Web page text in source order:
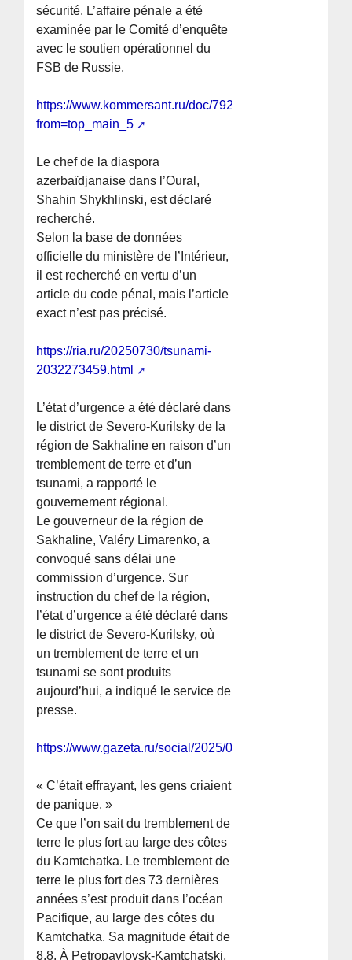
sécurité. L’affaire pénale a été
examinée par le Comité d’enquête
avec le soutien opérationnel du
FSB de Russie.
https://www.kommersant.ru/doc/7925019?
from=top_main_5
Le chef de la diaspora
azerbaïdjanaise dans l’Oural,
Shahin Shykhlinski, est déclaré
recherché.
Selon la base de données
officielle du ministère de l’Intérieur,
il est recherché en vertu d’un
article du code pénal, mais l’article
exact n’est pas précisé.
https://ria.ru/20250730/tsunami-
2032273459.html
L’état d’urgence a été déclaré dans
le district de Severo-Kurilsky de la
région de Sakhaline en raison d’un
tremblement de terre et d’un
tsunami, a rapporté le
gouvernement régional.
Le gouverneur de la région de
Sakhaline, Valéry Limarenko, a
convoqué sans délai une
commission d’urgence. Sur
instruction du chef de la région,
l’état d’urgence a été déclaré dans
le district de Severo-Kurilsky, où
un tremblement de terre et un
tsunami se sont produits
aujourd’hui, a indiqué le service de
presse.
https://www.gazeta.ru/social/2025/07/30/21451328.shtml
« C’était effrayant, les gens criaient
de panique. »
Ce que l’on sait du tremblement de
terre le plus fort au large des côtes
du Kamtchatka. Le tremblement de
terre le plus fort des 73 dernières
années s’est produit dans l’océan
Pacifique, au large des côtes du
Kamtchatka. Sa magnitude était de
8,8. À Petropavlovsk-Kamtchatski,